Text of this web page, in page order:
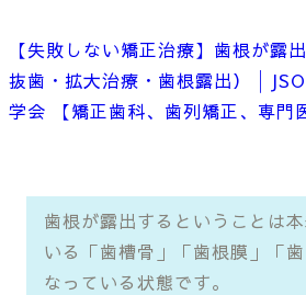
【失敗しない矯正治療】歯根が露
抜歯・拡大治療・歯根露出）
学会 【矯正歯科、歯列矯正、専門
歯根が露出するということは
いる「歯槽骨」「歯根膜」「
なっている状態です。